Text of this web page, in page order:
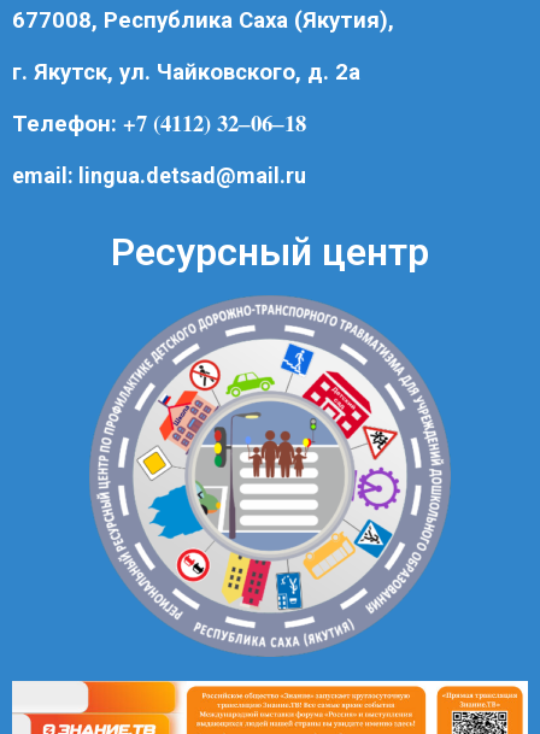
677008, Республика Саха (Якутия),
г. Якутск, ул. Чайковского, д. 2а
Телефон: +7 (4112) 32‒06‒18
email: lingua.detsad@mail.ru
Ресурсный центр